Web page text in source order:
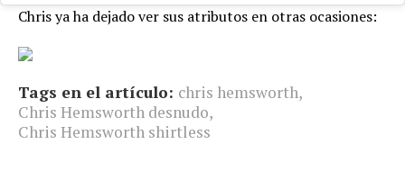
Chris ya ha dejado ver sus atributos en otras ocasiones:
Tags en el artículo: chris hemsworth,
Chris Hemsworth desnudo,
Chris Hemsworth shirtless